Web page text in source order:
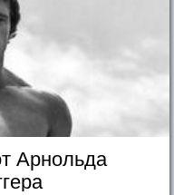
Арнольда